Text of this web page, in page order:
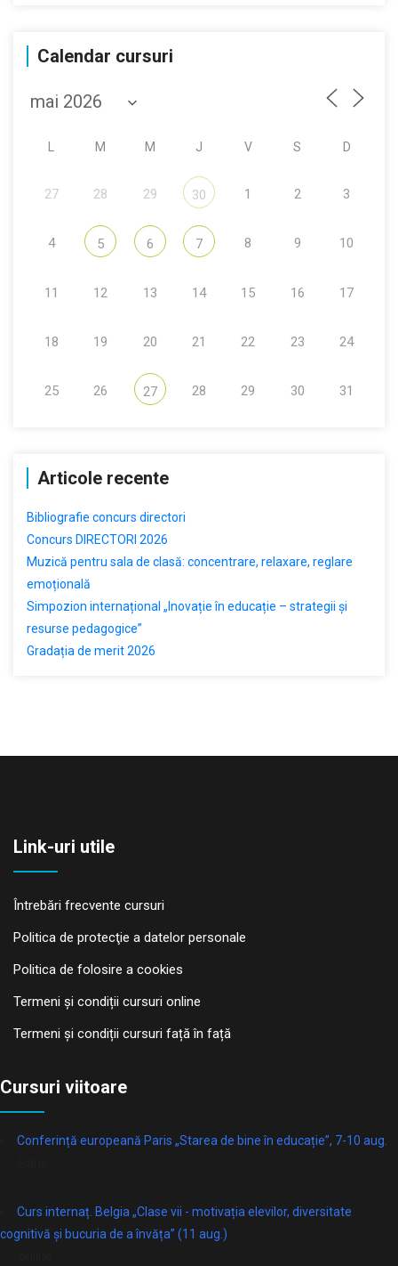
Calendar cursuri
M M J V S D
27 28 29 30 1 2 3
4 5 6 7 8 9 10
11 12 13 14 15 16 17
18 19 20 21 22 23 24
25 26 27 28 29 30 31
Articole recente
Bibliografie concurs directori
Concurs DIRECTORI 2026
Muzică pentru sala de clasă: concentrare, relaxare, reglare
emoțională
Simpozion internațional „Inovație în educație – strategii și
resurse pedagogice”
Gradația de merit 2026
Link-uri utile
Întrebări frecvente cursuri
Politica de protecţie a datelor personale
Politica de folosire a cookies
Termeni și condiții cursuri online
Termeni și condiții cursuri față în față
Cursuri viitoare
Conferință europeană Paris „Starea de bine în educație”, 7-10 aug.
Curs internaț. Belgia „Clase vii - motivația elevilor, diversitate
cognitivă și bucuria de a învăța” (11 aug.)